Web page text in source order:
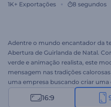
1K+ Exportações 8 segundos
Adentre o mundo encantador da
Abertura de Guirlanda de Natal.
verde e animação realista, este
mensagem nas tradições
uma empresa buscando criar
com seu público ou um indivíduo
modelo é perfeito para celebrar a
16:9